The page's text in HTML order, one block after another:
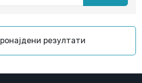
резултати